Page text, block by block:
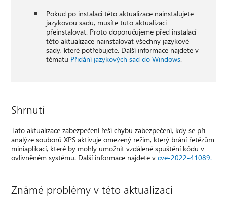
Pokud po instalaci této aktualizace nainstalujete
jazykovou sadu, musíte tuto aktualizaci
přeinstalovat. Proto doporučujeme před instalací
této aktualizace nainstalovat všechny jazykové
sady, které potřebujete. Další informace najdete v
tématu Přidání jazykových sad do Windows.
Shrnutí
Tato aktualizace zabezpečení řeší chybu zabezpečení, kdy se při
analýze souborů XPS aktivuje omezený režim, který brání řetězům
miniaplikací, které by mohly umožnit vzdálené spuštění kódu v
ovlivněném systému. Další informace najdete vcve-2022-41089.
Známé problémy v této aktualizaci